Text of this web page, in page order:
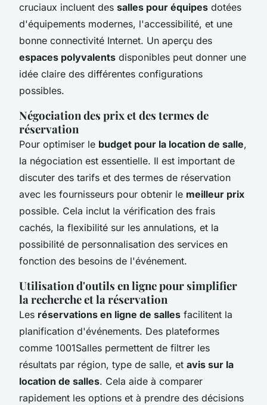
cruciaux incluent des salles pour équipes dotées
d'équipements modernes, l'accessibilité, et une
bonne connectivité Internet. Un aperçu des
espaces polyvalents disponibles peut donner une
idée claire des différentes configurations
possibles.
Négociation des prix et des termes de
réservation
Pour optimiser le budget pour la location de salle,
la négociation est essentielle. Il est important de
discuter des tarifs et des termes de réservation
avec les fournisseurs pour obtenir le meilleur prix
possible. Cela inclut la vérification des frais
cachés, la flexibilité sur les annulations, et la
possibilité de personnalisation des services en
fonction des besoins de l'événement.
Utilisation d'outils en ligne pour simplifier
la recherche et la réservation
Les réservations en ligne de salles facilitent la
planification d'événements. Des plateformes
comme 1001Salles permettent de filtrer les
résultats par région, type de salle, et avis sur la
location de salles. Cela aide à comparer
rapidement les options et à prendre des décisions